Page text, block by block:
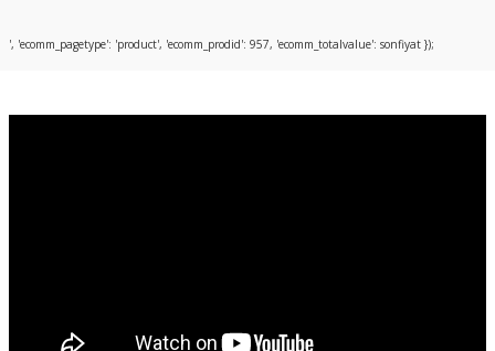
Bu ürüne ilk yorumu siz yapın!
', 'ecomm_pagetype': 'product', 'ecomm_prodid': 957, 'ecomm_totalvalue': sonfiyat });